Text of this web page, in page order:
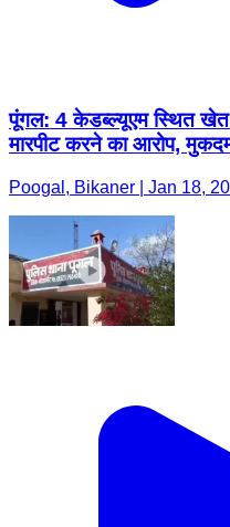
पूंगल: 4 केडब्ल्यूएम स्थित खेत
मारपीट करने का आरोप,
Poogal, Bikaner | Jan 18,